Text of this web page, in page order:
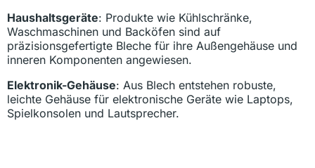
Haushaltsgeräte: Produkte wie Kühlschränke,
Waschmaschinen und Backöfen sind auf
präzisionsgefertigte Bleche für ihre Außengehäuse und
inneren Komponenten angewiesen.
Elektronik-Gehäuse: Aus Blech entstehen robuste,
leichte Gehäuse für elektronische Geräte wie Laptops,
Spielkonsolen und Lautsprecher.